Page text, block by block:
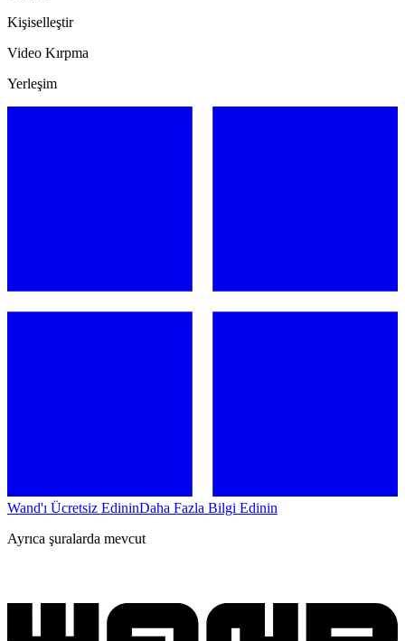
Kişiselleştir
Video Kırpma
Yerleşim
Wand'ı Ücretsiz EdininDaha Fazla Bilgi Edinin
Ayrıca şuralarda mevcut